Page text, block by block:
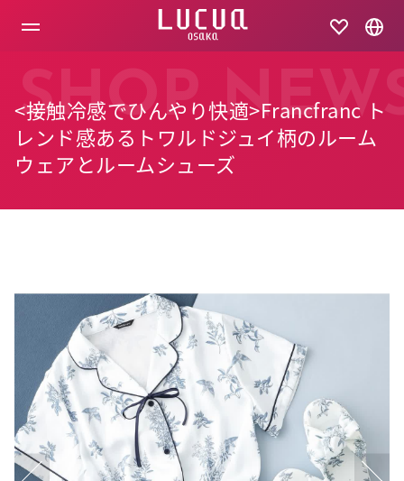
<接触冷感でひんやり快適>Francfranc ト
レンド感あるトワルドジュイ柄のルーム
ウェアとルームシューズ
SHOP